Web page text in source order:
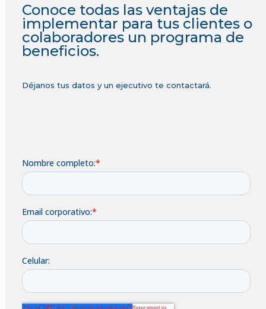
Conoce todas las ventajas de
implementar para tus clientes o
colaboradores un programa de
beneficios.
Déjanos tus datos y un ejecutivo te contactará.